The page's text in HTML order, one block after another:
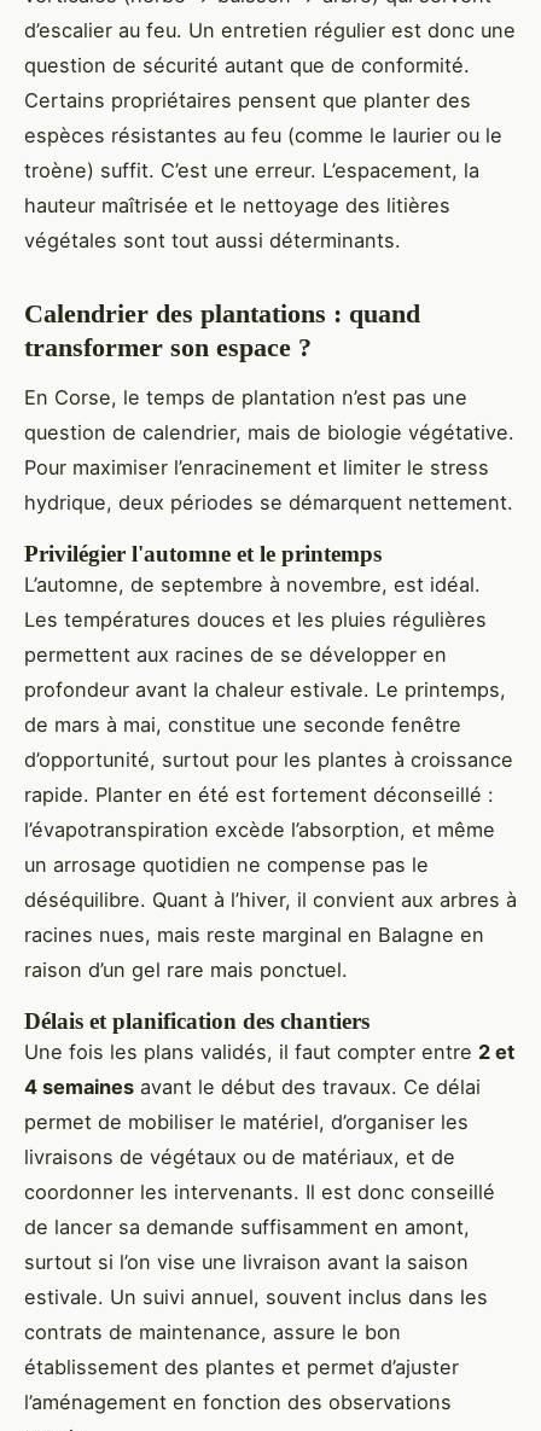
d’escalier au feu. Un entretien régulier est donc une
question de sécurité autant que de conformité.
Certains propriétaires pensent que planter des
espèces résistantes au feu (comme le laurier ou le
troène) suffit. C’est une erreur. L’espacement, la
hauteur maîtrisée et le nettoyage des litières
végétales sont tout aussi déterminants.
Calendrier des plantations : quand
transformer son espace ?
En Corse, le temps de plantation n’est pas une
question de calendrier, mais de biologie végétative.
Pour maximiser l’enracinement et limiter le stress
hydrique, deux périodes se démarquent nettement.
Privilégier l'automne et le printemps
L’automne, de septembre à novembre, est idéal.
Les températures douces et les pluies régulières
permettent aux racines de se développer en
profondeur avant la chaleur estivale. Le printemps,
de mars à mai, constitue une seconde fenêtre
d’opportunité, surtout pour les plantes à croissance
rapide. Planter en été est fortement déconseillé :
l’évapotranspiration excède l’absorption, et même
un arrosage quotidien ne compense pas le
déséquilibre. Quant à l’hiver, il convient aux arbres à
racines nues, mais reste marginal en Balagne en
raison d’un gel rare mais ponctuel.
Délais et planification des chantiers
Une fois les plans validés, il faut compter entre 2 et
4 semaines avant le début des travaux. Ce délai
permet de mobiliser le matériel, d’organiser les
livraisons de végétaux ou de matériaux, et de
coordonner les intervenants. Il est donc conseillé
de lancer sa demande suffisamment en amont,
surtout si l’on vise une livraison avant la saison
estivale. Un suivi annuel, souvent inclus dans les
contrats de maintenance, assure le bon
établissement des plantes et permet d’ajuster
l’aménagement en fonction des observations